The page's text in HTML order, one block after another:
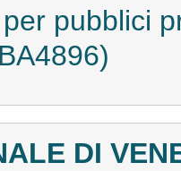
pubblici
DI